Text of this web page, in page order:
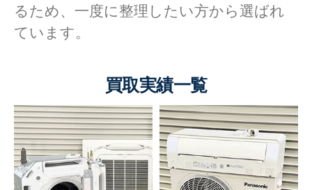
るため、一度に整理したい方から選ばれ
ています。
買取実績一覧